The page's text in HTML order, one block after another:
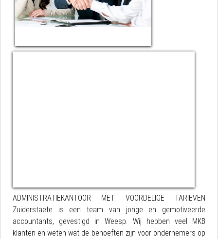
ADMINISTRATIEKANTOOR MET VOORDELIGE TARIEVEN
Zuiderstaete is een team van jonge en gemotiveerde
accountants, gevestigd in Weesp. Wij hebben veel MKB
klanten en weten wat de behoeften zijn voor ondernemers op